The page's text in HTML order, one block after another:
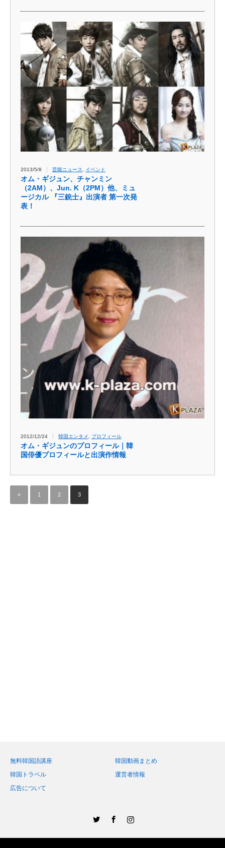
2013/5/8 芸能ニュース, イベント
オム・ギジュン、チャンミン
（2AM）、Jun. K（2PM）他、ミュ
ージカル 『三銃士』出演者 第一次発
表！
2012/12/24 韓国エンタメ , プロフィール
オム・ギジュンのプロフィール｜韓
国俳優プロフィールと出演作情報
« 1 2 3
無料韓国語講座
韓国動画まとめ
韓国トラベル
運営者情報
広告について
Instagram